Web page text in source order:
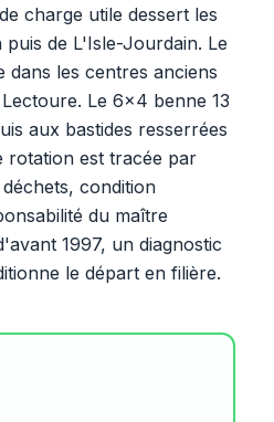
charge utile dessert les
de L'Isle-Jourdain. Le
les centres anciens
Le 6x4 benne 13
aux bastides resserrées
rotation est tracée par
condition
du maître
1997, un diagnostic
le départ en filière.